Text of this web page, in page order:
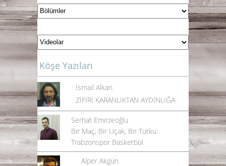
Köşe Yazıları
İsmail Alkan
ZİFİRİ KARANLIKTAN AYDINLIĞA
Serhat Emirzeoğlu
Bir Maç, Bir Uçak, Bir Tutku:
Trabzonspor Basketbol
Alper Akgün